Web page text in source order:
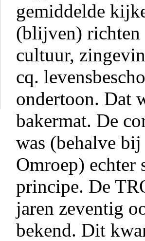
gemiddelde
(blijven) richten
cultuur,
cq.
ondertoon. Dat
bakermat. De
was (behalve
Omroep) echter
principe. De
jaren zeventig
bekend. Dit